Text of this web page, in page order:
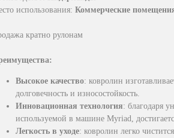
использования: Коммерческие
кратно рулонам
Высокое качество: ковролин
долговечность и износостойкость.
Инновационная технология: благодаря
используемой в машине Myriad,
Легкость в уходе: ковролин легко